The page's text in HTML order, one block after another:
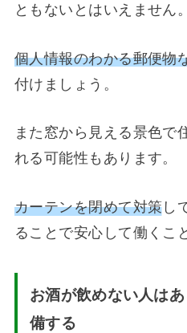
ともないとはいえません。
個人情報のわかる郵便物
付けましょう。
また窓から見える景色で
れる可能性もあります。
カーテンを閉めて対策 し
ることで安心して働くこ
お酒が飲めない人は
備する